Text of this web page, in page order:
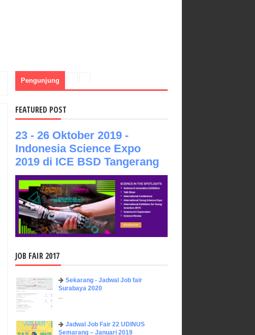
Pengunjung
FEATURED POST
23 - 26 Oktober 2019 -
Indonesia Science Expo
2019 di ICE BSD Tangerang
JOB FAIR 2017
Sekarang - Jadwal Job fair
Surabaya 2020
...
Jadwal Job Fair 22 UDINUS
Semarang – Januari 2019